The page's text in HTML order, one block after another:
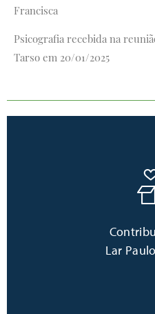
Francisca
Psicografia recebida na
Tarso em 20/01/2025
Lar